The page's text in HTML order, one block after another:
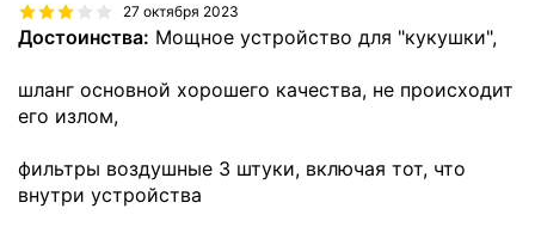
27 октября 2023
Достоинства: Мощное устройство для "кукушки",
шланг основной хорошего качества, не происходит
его излом,
фильтры воздушные 3 штуки, включая тот, что
внутри устройства